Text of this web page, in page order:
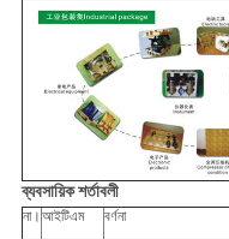
ব্যবসায়িক শর্তাবলী
না। আইটিএম
বর্ণনা